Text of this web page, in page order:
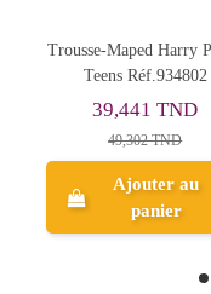
Trousse avec 2
Compartiments, Frozen -
Happy
18,659 TND
26,656 TND
Ajouter au
panier